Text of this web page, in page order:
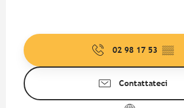
02 98 17 53 ▒▒
Contattateci